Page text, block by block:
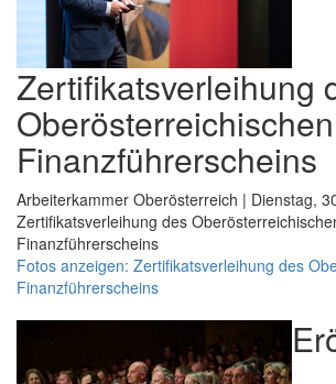
Zertifikatsverleihung
Oberösterreichischen
Finanzführerscheins
Arbeiterkammer Oberösterreich | Dienstag,
Zertifikatsverleihung des
Finanzführerscheins
Fotos anzeigen: Zertifikatsverleihung des
Finanzführerscheins